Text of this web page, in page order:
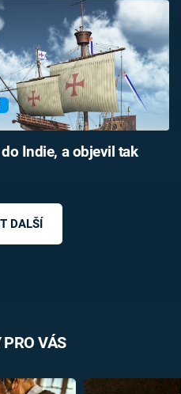
Indie, a objevil tak
DALŠÍ
VÁS